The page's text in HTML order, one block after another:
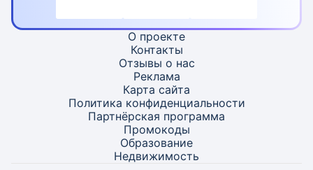
О проекте
Контакты
Отзывы о нас
Реклама
Карта сайта
Политика конфиденциальности
Партнёрская программа
Промокоды
Образование
Недвижимость